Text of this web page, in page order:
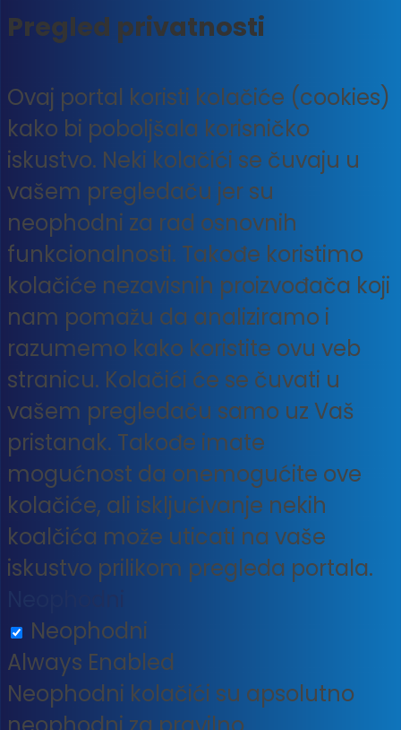
Pregled privatnosti
Ovaj portal koristi kolačiće (cookies)
kako bi poboljšala korisničko
iskustvo. Neki kolačići se čuvaju u
vašem pregledaču jer su
neophodni za rad osnovnih
funkcionalnosti. Takođe koristimo
kolačiće nezavisnih proizvođača koji
nam pomažu da analiziramo i
razumemo kako koristite ovu veb
stranicu. Kolačići će se čuvati u
vašem pregledaču samo uz Vaš
pristanak. Takođe imate
mogućnost da onemogućite ove
kolačiće, ali isključivanje nekih
koalčića može uticati na vaše
iskustvo prilikom pregleda portala.
Neophodni
Always Enabled
Neophodni kolačići su apsolutno